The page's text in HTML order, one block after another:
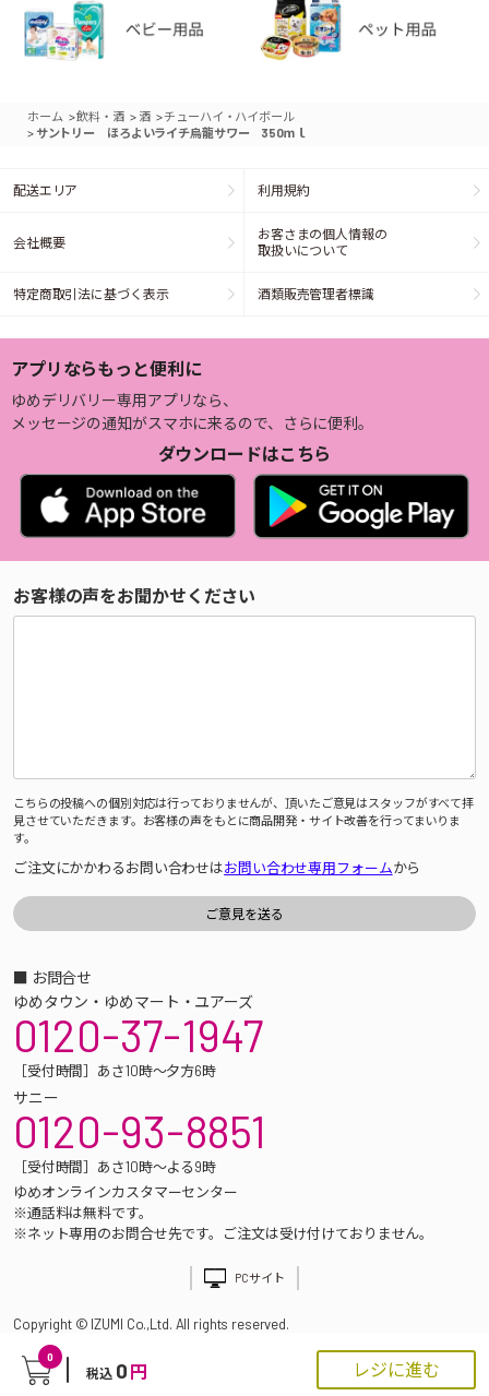
0
税込 0 円 レジに進む
ホーム >飲料・酒 > 酒 >チューハイ・ハイボール
> サントリー ほろよいライチ烏龍サワー 350ｍｌ
配送エリア 利用規約
会社概要
お客さまの個人情報の
取扱いについて
特定商取引法に基づく表示 酒類販売管理者標識
アプリならもっと便利に
ゆめデリバリー専用アプリなら、
メッセージの通知がスマホに来るので、さらに便利。
ダウンロードはこちら
お客様の声をお聞かせください
こちらの投稿への個別対応は行っておりませんが、頂いたご意見はスタッフがすべて拝
見させていただきます。お客様の声をもとに商品開発・サイト改善を行ってまいりま
す。
ご注文にかかわるお問い合わせはお問い合わせ専用フォームから
■ お問合せ
ゆめタウン・ゆめマート・ユアーズ
0120-37-1947
［受付時間］あさ10時～夕方6時
サニー
0120-93-8851
［受付時間］あさ10時～よる9時
ゆめオンラインカスタマーセンター
※通話料は無料です。
※ネット専用のお問合せ先です。ご注文は受け付けておりません。
PCサイト
Copyright © IZUMI Co.,Ltd. All rights reserved.